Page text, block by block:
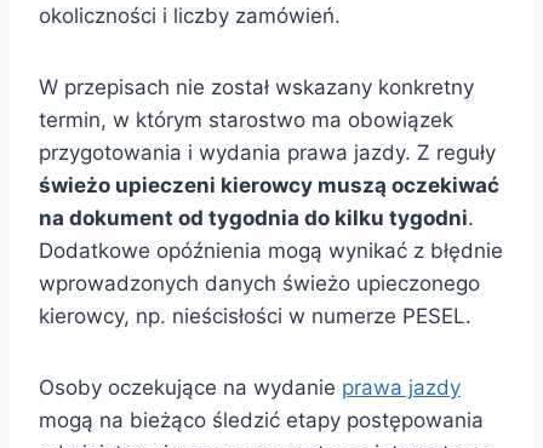
okoliczności i liczby zamówień.
W przepisach nie został wskazany konkretny
termin, w którym starostwo ma obowiązek
przygotowania i wydania prawa jazdy. Z reguły
świeżo upieczeni kierowcy muszą oczekiwać
na dokument od tygodnia do kilku tygodni.
Dodatkowe opóźnienia mogą wynikać z błędnie
wprowadzonych danych świeżo upieczonego
kierowcy, np. nieścisłości w numerze PESEL.
Osoby oczekujące na wydanie prawa jazdy
mogą na bieżąco śledzić etapy postępowania